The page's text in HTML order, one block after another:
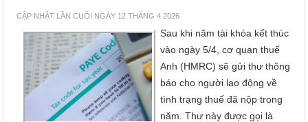
CẬP NHẬT LẦN CUỐI NGÀY 12 THÁNG 4 2026
Sau khi năm tài khóa kết thúc
vào ngày 5/4, cơ quan thuế
Anh (HMRC) sẽ gửi thư thông
báo cho người lao động về
tình trạng thuế đã nộp trong
năm. Thư này được gọi là